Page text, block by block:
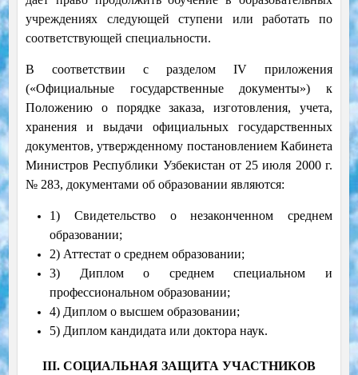
учреждениях следующей ступени или работать по
соответствующей специальности.
В соответствии с разделом IV приложения
(«Официальные государственные документы») к
Положению о порядке заказа, изготовления, учета,
хранения и выдачи официальных государственных
документов, утвержденному постановлением Кабинета
Министров Республики Узбекистан от 25 июля 2000 г.
№ 283, документами об образовании являются:
1) Свидетельство о незаконченном среднем
образовании;
2) Аттестат о среднем образовании;
3) Диплом о среднем специальном и
профессиональном образовании;
4) Диплом о высшем образовании;
5) Диплом кандидата или доктора наук.
III. СОЦИАЛЬНАЯ ЗАЩИТА УЧАСТНИКОВ